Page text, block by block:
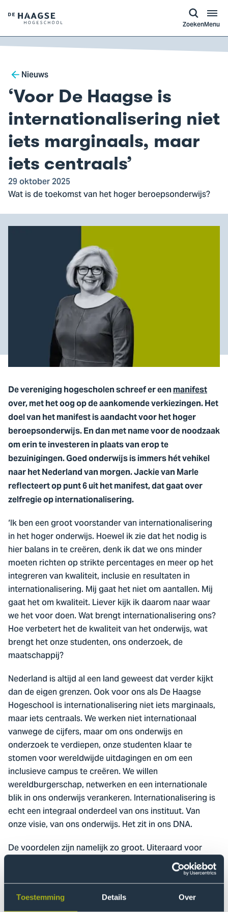
Toestemming Details Over
Logo
van
De
Hogeschool,
ga
naar
de
homepagina
ZoekenMenu
Breadcrumb
Nieuws
‘Voor De Haagse is
internationalisering niet
iets marginaals, maar
iets centraals’
29 oktober 2025
Wat is de toekomst van het hoger beroepsonderwijs?
De vereniging hogescholen schreef er een manifest
over, met het oog op de aankomende verkiezingen. Het
doel van het manifest is aandacht voor het hoger
beroepsonderwijs. En dan met name voor de noodzaak
om erin te investeren in plaats van erop te
bezuinigingen. Goed onderwijs is immers hét vehikel
naar het Nederland van morgen. Jackie van Marle
reflecteert op punt 6 uit het manifest, dat gaat over
zelfregie op internationalisering.
‘Ik ben een groot voorstander van internationalisering
in het hoger onderwijs. Hoewel ik zie dat het nodig is
hier balans in te creëren, denk ik dat we ons minder
moeten richten op strikte percentages en meer op het
integreren van kwaliteit, inclusie en resultaten in
internationalisering. Mij gaat het niet om aantallen. Mij
gaat het om kwaliteit. Liever kijk ik daarom naar waar
we het voor doen. Wat brengt internationalisering ons?
Hoe verbetert het de kwaliteit van het onderwijs, wat
brengt het onze studenten, ons onderzoek, de
maatschappij?
Nederland is altijd al een land geweest dat verder kijkt
dan de eigen grenzen. Ook voor ons als De Haagse
Hogeschool is internationalisering niet iets marginaals,
maar iets centraals. We werken niet internationaal
vanwege de cijfers, maar om ons onderwijs en
onderzoek te verdiepen, onze studenten klaar te
stomen voor wereldwijde uitdagingen en om een
inclusieve campus te creëren. We willen
wereldburgerschap, netwerken en een internationale
blik in ons onderwijs verankeren. Internationalisering is
echt een integraal onderdeel van ons instituut. Van
onze visie, van ons onderwijs. Het zit in ons DNA.
De voordelen zijn namelijk zo groot. Uiteraard voor
onze buitenlandse studenten, maar vooral voor onze
Nederlandse studenten. Door iedere dag les te krijgen
in een internationale context leer je een brug slaan
tussen verschillende culturele, disciplinaire en